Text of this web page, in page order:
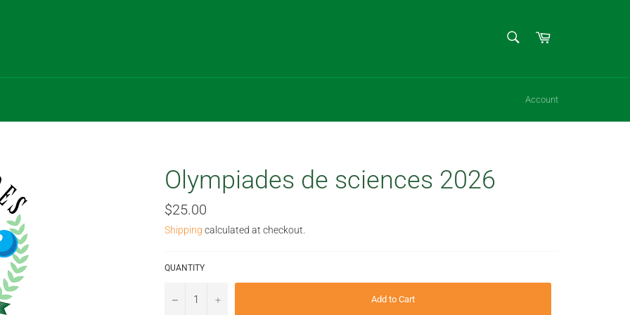
Cart
Account
Olympiades de sciences 2026
Regular
price
$25.00
Shipping calculated at checkout.
QUANTITY
− + Add to Cart